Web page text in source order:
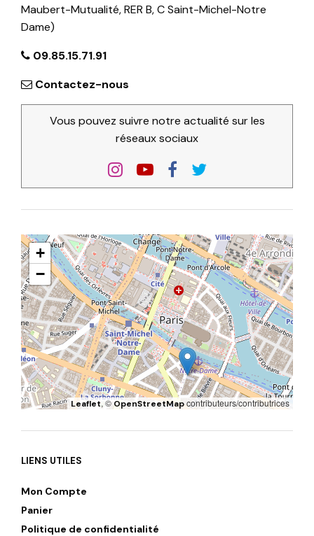
Maubert-Mutualité, RER B, C Saint-Michel-Notre
Dame)
09.85.15.71.91
Contactez-nous
Vous pouvez suivre notre actualité sur les
réseaux sociaux
+
−
Leaflet, ©OpenStreetMapcontributeurs/contributrices
LIENS UTILES
Mon Compte
Panier
Politique de confidentialité